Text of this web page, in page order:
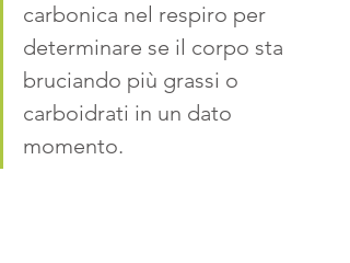
carbonica nel respiro per
determinare se il corpo sta
bruciando più grassi o
carboidrati in un dato
momento.